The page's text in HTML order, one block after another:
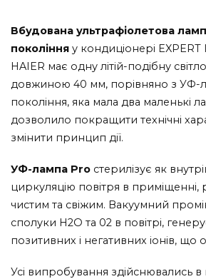
Вбудована ультрафіолетова
покоління у кондиціонері EXPERT
HAIER має одну літій-подібну
довжиною 40 мм, порівняно з
покоління, яка мала два маленькі
дозволило покращити технічні
змінити принцип дії.
УФ-лампа Pro стерилізує як
циркуляцію повітря в приміщенні,
чистим та свіжим. Вакуумний
сполуки H2O та 02 в повітрі,
позитивних і негативних іонів, що
Усі випробування здійснювались в